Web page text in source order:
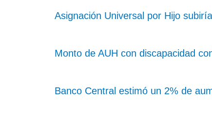
Asignación Universal por Hijo
Monto de AUH con discapacidad
Banco Central estimó un 2% de